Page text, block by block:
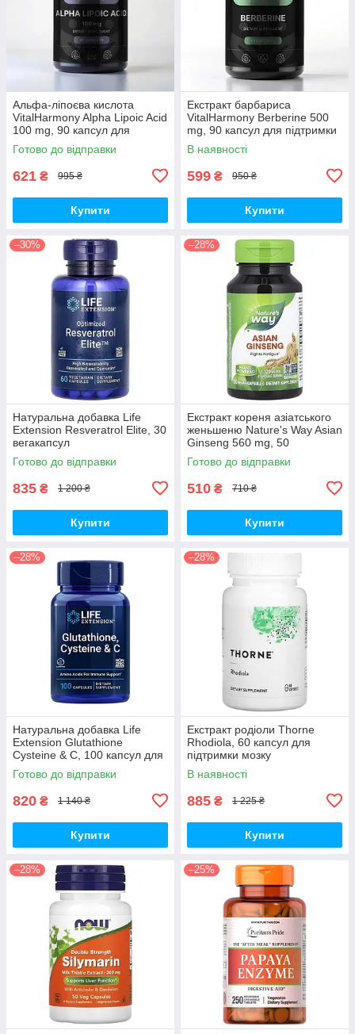
Альфа-ліпоєва кислота
VitalHarmony Alpha Lipoic Acid
100 mg, 90 капсул для
антиоксидантного захисту
Готово до відправки
621 ₴ 995 ₴
Купити
Екстракт барбариса
VitalHarmony Berberine 500
mg, 90 капсул для підтримки
рівня цукру в крові
В наявності
599 ₴ 950 ₴
Купити
–30%
Натуральна добавка Life
Extension Resveratrol Elite, 30
вегакапсул
Готово до відправки
835 ₴ 1 200 ₴
Купити
–28%
Екстракт кореня азіатського
женьшеню Nature's Way Asian
Ginseng 560 mg, 50
вегакапсул для підвищення
життєвого тонусу
Готово до відправки
510 ₴ 710 ₴
Купити
–28%
Натуральна добавка Life
Extension Glutathione
Cysteine & C, 100 капсул для
підтримки імунної системи
Готово до відправки
820 ₴ 1 140 ₴
Купити
–28%
Екстракт родіоли Thorne
Rhodiola, 60 капсул для
підтримки мозку
В наявності
885 ₴ 1 225 ₴
Купити
–28% –25%